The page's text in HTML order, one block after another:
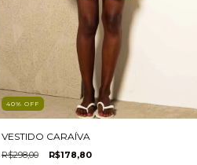
40% OFF
VESTIDO CARAÍVA
R$298,00 R$178,80